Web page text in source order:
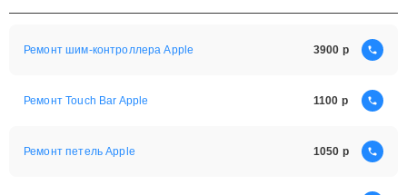
Ремонт шим-контроллера Apple 3900
Ремонт Touch Bar Apple 1100
Ремонт петель Apple 1050